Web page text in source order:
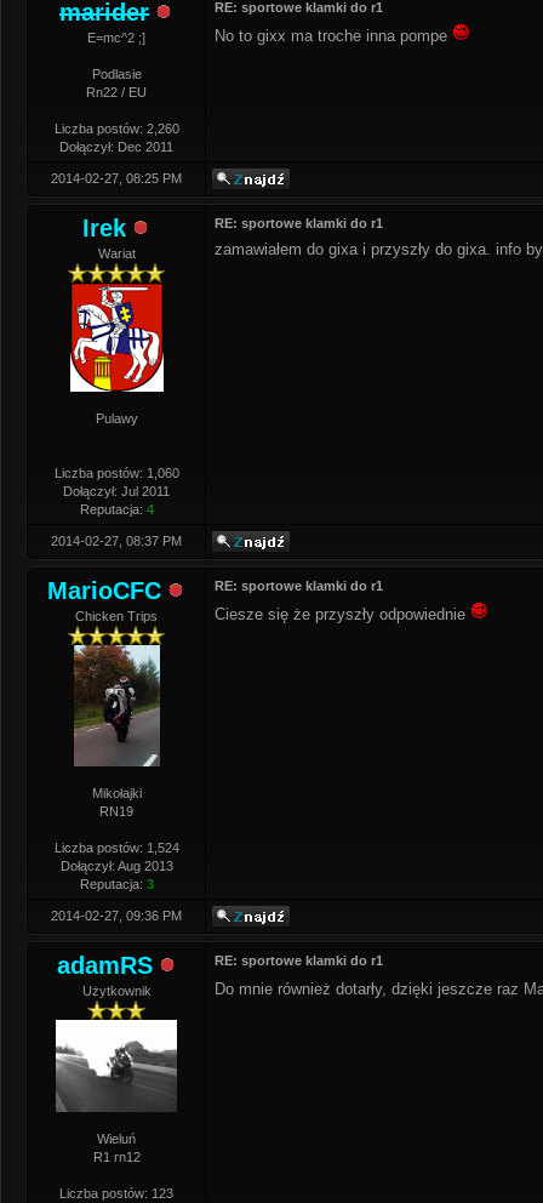
marider
E=mc^2 ;]
Podlasie
Rn22 / EU
Liczba postów: 2,260
Dołączył: Dec 2011
RE: sportowe klamki do r1
No to gixx ma troche inna pompe
2014-02-27, 08:25 PM
Irek
Wariat
Pulawy
Liczba postów: 1,060
Dołączył: Jul 2011
Reputacja: 4
RE: sportowe klamki do r1
zamawiałem do gixa i przyszły do gixa. info
2014-02-27, 08:37 PM
MarioCFC
Chicken Trips
Mikołajki
RN19
Liczba postów: 1,524
Dołączył: Aug 2013
Reputacja: 3
RE: sportowe klamki do r1
Ciesze się że przyszły odpowiednie
2014-02-27, 09:36 PM
adamRS
Użytkownik
Wieluń
R1 rn12
Liczba postów: 123
RE: sportowe klamki do r1
Do mnie również dotarły, dzięki jeszcze raz